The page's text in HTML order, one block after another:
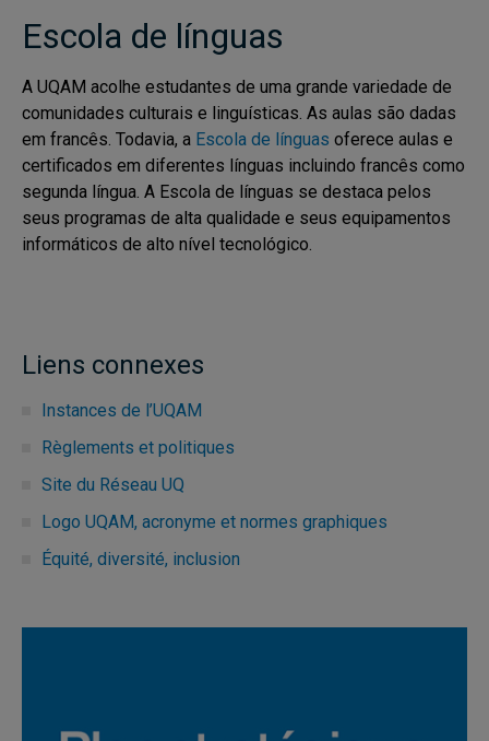
Liens connexes
Instances de l’UQAM
Règlements et politiques
Site du Réseau UQ
Logo UQAM, acronyme et normes graphiques
Équité, diversité, inclusion
Escola de línguas
A UQAM acolhe estudantes de uma grande variedade de
comunidades culturais e linguísticas. As aulas são dadas
em francês. Todavia, a Escola de línguas oferece aulas e
certificados em diferentes línguas incluindo francês como
segunda língua. A Escola de línguas se destaca pelos
seus programas de alta qualidade e seus equipamentos
informáticos de alto nível tecnológico.